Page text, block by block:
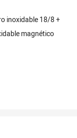
inoxidable 18/8 +
magnético